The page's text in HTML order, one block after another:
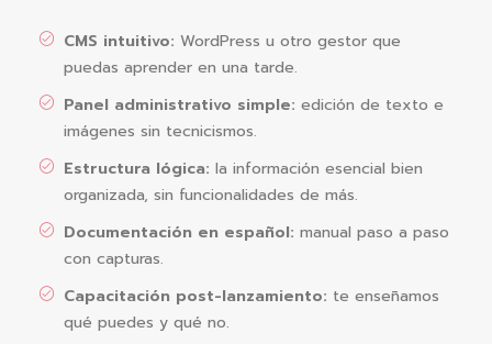
CMS intuitivo: WordPress u otro gestor que
puedas aprender en una tarde.
Panel administrativo simple: edición de texto e
imágenes sin tecnicismos.
Estructura lógica: la información esencial bien
organizada, sin funcionalidades de más.
Documentación en español: manual paso a paso
con capturas.
Capacitación post-lanzamiento: te enseñamos
qué puedes y qué no.